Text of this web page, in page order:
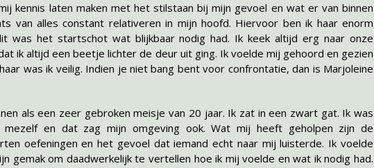
kennis laten maken met het stilstaan bij mijn gevoel en wat er van binnen
van alles constant relativeren in mijn hoofd. Hiervoor ben ik haar enorm
was het startschot wat blijkbaar nodig had. Ik keek altijd erg naar onze
ik altijd een beetje lichter de deur uit ging. Ik voelde mij gehoord en gezien
was ik veilig. Indien je niet bang bent voor confrontatie, dan is Marjoleine
als een zeer gebroken meisje van 20 jaar. Ik zat in een zwart gat. Ik was
en dat zag mijn omgeving ook. Wat mij heeft geholpen zijn de
oefeningen en het gevoel dat iemand echt naar mij luisterde. Ik voelde
gemak om daadwerkelijk te vertellen hoe ik mij voelde en wat ik nodig had.